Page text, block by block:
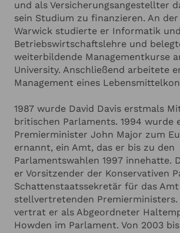
Austritt ernannt und war
Verhandlungen verantwortlich. Als erfahrener
Politiker mit umfassendem Wissen
Bereichen Europapolitik, Wirtschaft
Verwaltung ist David Davis eine
der britischen Politik. Seine
Verhandlungsgeschick machen ihn
und als Versicherungsangestellter
sein Studium zu finanzieren. An
Warwick studierte er Informatik und
Betriebswirtschaftslehre und
weiterbildende Managementkurse
University. Anschließend arbeitete
Management eines
1987 wurde David Davis erstmals
britischen Parlaments. 1994 wurde
Premierminister John Major zum
ernannt, ein Amt, das er bis zu den
Parlamentswahlen 1997 innehatte.
er Vorsitzender der Konservativen
Schattenstaatssekretär für das
stellvertretenden Premierministers.
vertrat er als Abgeordneter
Howden im Parlament. Von 2003
ANGABEN ZU IHRER
Ich stimme zu, dass meine Angaben zur
und für Rückfragen dauerhaft
Ich möchte in regelmässigen Abständen
Newsletter über Neuigkeiten informiert
Mehr dazu finden Sie in unserer
Abbrechen
Anfrage absenden